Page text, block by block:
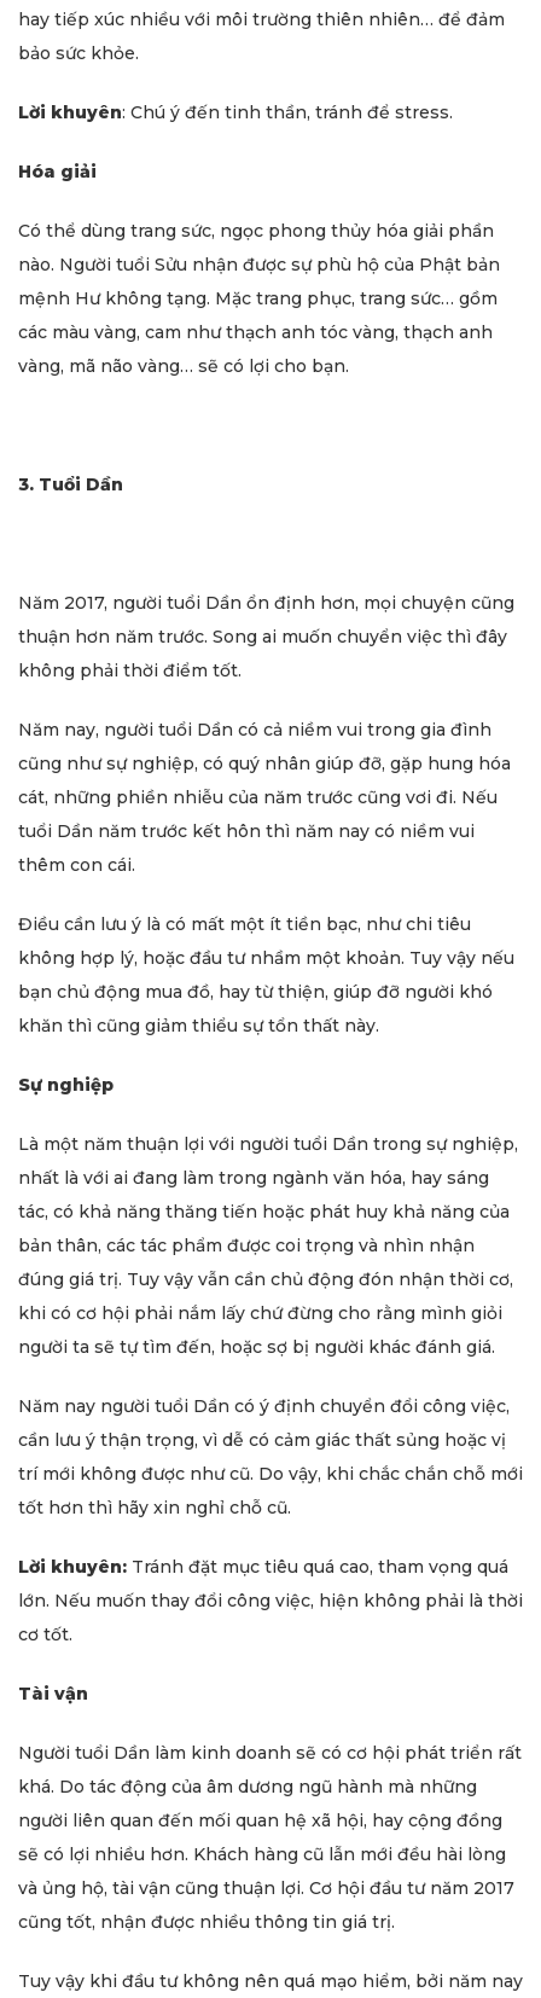
hay tiếp xúc nhiều với môi trường thiên nhiên… để đảm
bảo sức khỏe.
Lời khuyên: Chú ý đến tinh thần, tránh để stress.
Hóa giải
Có thể dùng trang sức, ngọc phong thủy hóa giải phần
nào. Người tuổi Sửu nhận được sự phù hộ của Phật bản
mệnh Hư không tạng. Mặc trang phục, trang sức… gồm
các màu vàng, cam như thạch anh tóc vàng, thạch anh
vàng, mã não vàng… sẽ có lợi cho bạn.
3. Tuổi Dần
Năm 2017, người tuổi Dần ổn định hơn, mọi chuyện cũng
thuận hơn năm trước. Song ai muốn chuyển việc thì đây
không phải thời điểm tốt.
Năm nay, người tuổi Dần có cả niềm vui trong gia đình
cũng như sự nghiệp, có quý nhân giúp đỡ, gặp hung hóa
cát, những phiền nhiễu của năm trước cũng vơi đi. Nếu
tuổi Dần năm trước kết hôn thì năm nay có niềm vui
thêm con cái.
Điều cần lưu ý là có mất một ít tiền bạc, như chi tiêu
không hợp lý, hoặc đầu tư nhầm một khoản. Tuy vậy nếu
bạn chủ động mua đồ, hay từ thiện, giúp đỡ người khó
khăn thì cũng giảm thiểu sự tổn thất này.
Sự nghiệp
Là một năm thuận lợi với người tuổi Dần trong sự nghiệp,
nhất là với ai đang làm trong ngành văn hóa, hay sáng
tác, có khả năng thăng tiến hoặc phát huy khả năng của
bản thân, các tác phẩm được coi trọng và nhìn nhận
đúng giá trị. Tuy vậy vẫn cần chủ động đón nhận thời cơ,
khi có cơ hội phải nắm lấy chứ đừng cho rằng mình giỏi
người ta sẽ tự tìm đến, hoặc sợ bị người khác đánh giá.
Năm nay người tuổi Dần có ý định chuyển đổi công việc,
cần lưu ý thận trọng, vì dễ có cảm giác thất sủng hoặc vị
trí mới không được như cũ. Do vậy, khi chắc chắn chỗ mới
tốt hơn thì hãy xin nghỉ chỗ cũ.
Lời khuyên: Tránh đặt mục tiêu quá cao, tham vọng quá
lớn. Nếu muốn thay đổi công việc, hiện không phải là thời
cơ tốt.
Tài vận
Người tuổi Dần làm kinh doanh sẽ có cơ hội phát triển rất
khá. Do tác động của âm dương ngũ hành mà những
người liên quan đến mối quan hệ xã hội, hay cộng đồng
sẽ có lợi nhiều hơn. Khách hàng cũ lẫn mới đều hài lòng
và ủng hộ, tài vận cũng thuận lợi. Cơ hội đầu tư năm 2017
cũng tốt, nhận được nhiều thông tin giá trị.
Tuy vậy khi đầu tư không nên quá mạo hiểm, bởi năm nay